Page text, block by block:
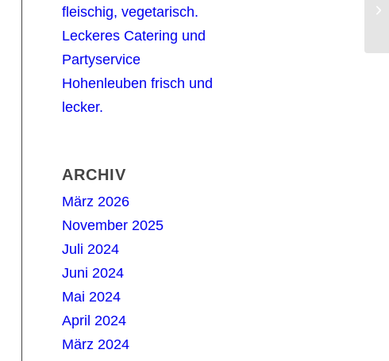
fleischig, vegetarisch.
Leckeres Catering und
Partyservice
Hohenleuben frisch und
lecker.
ARCHIV
März 2026
November 2025
Juli 2024
Juni 2024
Mai 2024
April 2024
März 2024